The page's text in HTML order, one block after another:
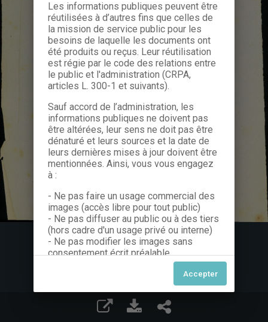
Les informations publiques peuvent être
réutilisées à d’autres fins que celles de
la mission de service public pour les
besoins de laquelle les documents ont
été produits ou reçus. Leur réutilisation
est régie par le code des relations entre
le public et l'administration (CRPA,
articles L. 300-1 et suivants).
Sauf accord de l’administration, les
informations publiques ne doivent pas
être altérées, leur sens ne doit pas être
dénaturé et leurs sources et la date de
leurs dernières mises à jour doivent être
mentionnées. Ainsi, vous vous engagez
à :
- Ne pas faire un usage commercial des
images (accès libre pour tout public)
- Ne pas diffuser au public ou à des tiers
(hors cadre d'un usage privé ou interne)
- Ne pas modifier les images sans
consentement écrit préalable
Dans le cas contraire, nous vous invitons
à nous contacter afin de solliciter le type
de Licence souhaitée parmi celles
proposées et le cas échéant, acquitter